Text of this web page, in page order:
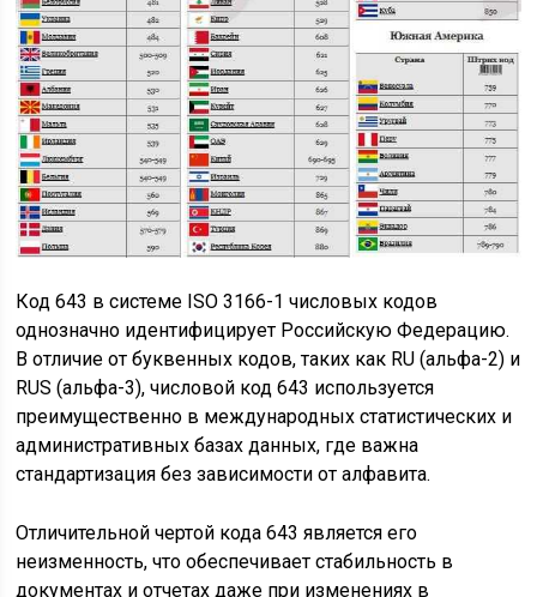
Код 643 в системе ISO 3166-1 числовых кодов
однозначно идентифицирует Российскую Федерацию.
В отличие от буквенных кодов, таких как RU (альфа-2) и
RUS (альфа-3), числовой код 643 используется
преимущественно в международных статистических и
административных базах данных, где важна
стандартизация без зависимости от алфавита.
Отличительной чертой кода 643 является его
неизменность, что обеспечивает стабильность в
документах и отчетах даже при изменениях в